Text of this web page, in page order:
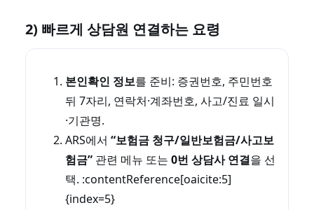
2) 빠르게 상담원 연결하는 요령
본인확인 정보를 준비: 증권번호, 주민번호
뒤 7자리, 연락처·계좌번호, 사고/진료 일시
·기관명.
ARS에서 “보험금 청구/일반보험금/사고보
험금” 관련 메뉴 또는 0번 상담사 연결을 선
택. :contentReference[oaicite:5]
{index=5}